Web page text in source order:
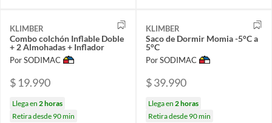
KLIMBER
Combo colchón Inflable Doble
+ 2 Almohadas + Inflador
Por SODIMAC
$ 19.990
Llega en 2 horas
Retira desde 90 min
KLIMBER
Saco de Dormir Momia -5°C a
5°C
Por SODIMAC
$ 39.990
Llega en 2 horas
Retira desde 90 min